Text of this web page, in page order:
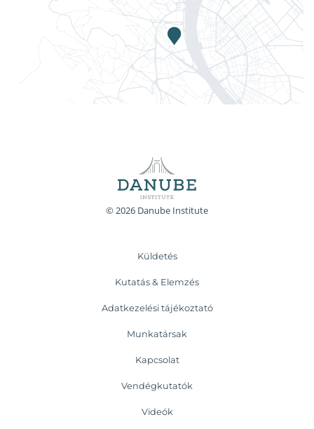
© 2026 Danube Institute
Küldetés
Kutatás & Elemzés
Adatkezelési tájékoztató
Munkatársak
Kapcsolat
Vendégkutatók
Videók